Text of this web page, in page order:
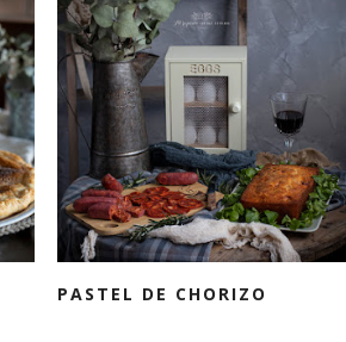
PASTEL DE CHORIZO